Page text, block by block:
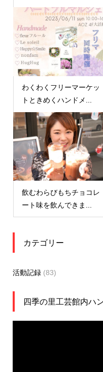
わくわくフリーマーケッ
トときめくハンドメ...
飲むわらびもちチョコレ
ート味を飲んできま...
カテゴリー
活動記録(83)
四季の里工芸館内ハ